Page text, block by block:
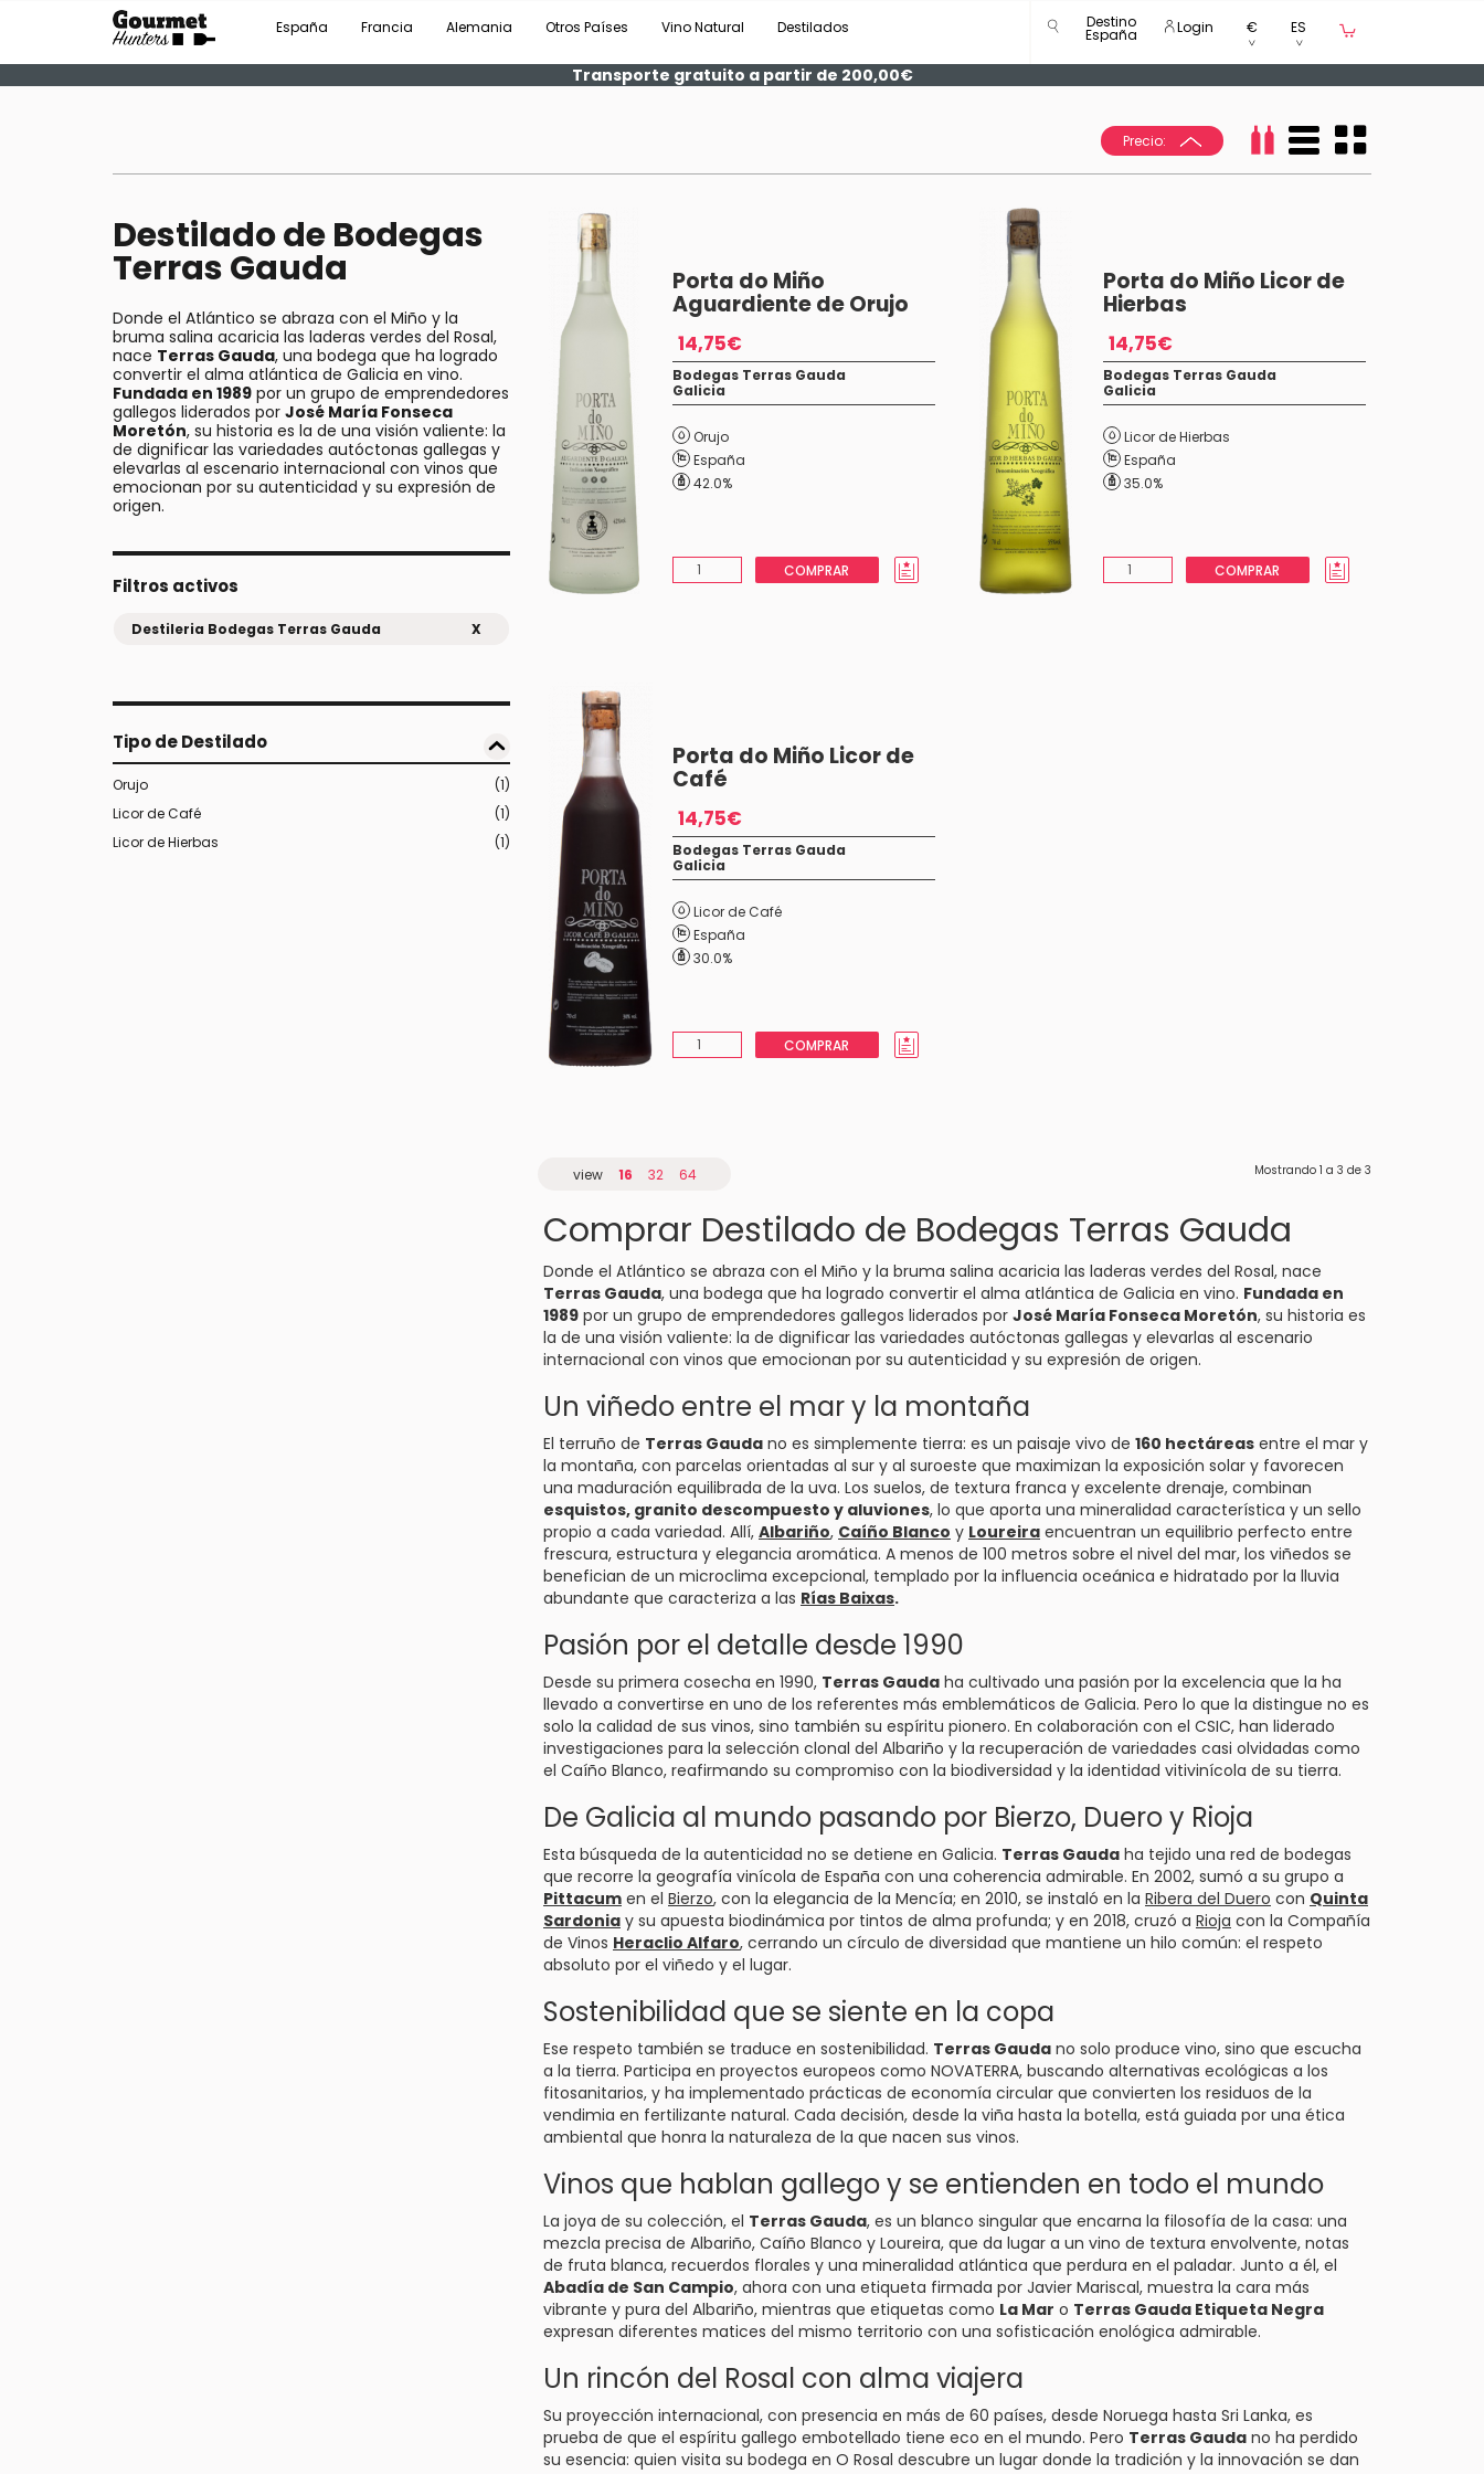
España Francia Alemania Otros Países Vino Natural Destilados Destino
España Login € ES
Transporte gratuito a partir de 200,00€
Precio:
Destilado de Bodegas
Terras Gauda
Donde el Atlántico se abraza con el Miño y la
bruma salina acaricia las laderas verdes del Rosal,
nace Terras Gauda, una bodega que ha logrado
convertir el alma atlántica de Galicia en vino.
Fundada en 1989 por un grupo de emprendedores
gallegos liderados por José María Fonseca
Moretón, su historia es la de una visión valiente: la
de dignificar las variedades autóctonas gallegas y
elevarlas al escenario internacional con vinos que
emocionan por su autenticidad y su expresión de
origen.
Filtros activos
Destileria Bodegas Terras Gauda X
Tipo de Destilado
Orujo
(1)
Licor de Café
(1)
Licor de Hierbas
(1)
Porta do Miño
Aguardiente de Orujo
14,75€
Bodegas Terras Gauda
Galicia
Orujo
España
42.0%
COMPRAR
Porta do Miño Licor de
Hierbas
14,75€
Bodegas Terras Gauda
Galicia
Licor de Hierbas
España
35.0%
COMPRAR
Porta do Miño Licor de
Café
14,75€
Bodegas Terras Gauda
Galicia
Licor de Café
España
30.0%
COMPRAR
view 16 32 64 Mostrando 1 a 3 de 3
Comprar Destilado de Bodegas Terras Gauda
Donde el Atlántico se abraza con el Miño y la bruma salina acaricia las laderas verdes del Rosal, nace
Terras Gauda, una bodega que ha logrado convertir el alma atlántica de Galicia en vino. Fundada en
1989 por un grupo de emprendedores gallegos liderados por José María Fonseca Moretón, su historia es
la de una visión valiente: la de dignificar las variedades autóctonas gallegas y elevarlas al escenario
internacional con vinos que emocionan por su autenticidad y su expresión de origen.
Un viñedo entre el mar y la montaña
El terruño de Terras Gauda no es simplemente tierra: es un paisaje vivo de 160 hectáreas entre el mar y
la montaña, con parcelas orientadas al sur y al suroeste que maximizan la exposición solar y favorecen
una maduración equilibrada de la uva. Los suelos, de textura franca y excelente drenaje, combinan
esquistos, granito descompuesto y aluviones, lo que aporta una mineralidad característica y un sello
propio a cada variedad. Allí, Albariño, Caíño Blanco y Loureira encuentran un equilibrio perfecto entre
frescura, estructura y elegancia aromática. A menos de 100 metros sobre el nivel del mar, los viñedos se
benefician de un microclima excepcional, templado por la influencia oceánica e hidratado por la lluvia
abundante que caracteriza a las Rías Baixas.
Pasión por el detalle desde 1990
Desde su primera cosecha en 1990, Terras Gauda ha cultivado una pasión por la excelencia que la ha
llevado a convertirse en uno de los referentes más emblemáticos de Galicia. Pero lo que la distingue no es
solo la calidad de sus vinos, sino también su espíritu pionero. En colaboración con el CSIC, han liderado
investigaciones para la selección clonal del Albariño y la recuperación de variedades casi olvidadas como
el Caíño Blanco, reafirmando su compromiso con la biodiversidad y la identidad vitivinícola de su tierra.
De Galicia al mundo pasando por Bierzo, Duero y Rioja
Esta búsqueda de la autenticidad no se detiene en Galicia. Terras Gauda ha tejido una red de bodegas
que recorre la geografía vinícola de España con una coherencia admirable. En 2002, sumó a su grupo a
Pittacum en el Bierzo, con la elegancia de la Mencía; en 2010, se instaló en la Ribera del Duero con Quinta
Sardonia y su apuesta biodinámica por tintos de alma profunda; y en 2018, cruzó a Rioja con la Compañía
de Vinos Heraclio Alfaro, cerrando un círculo de diversidad que mantiene un hilo común: el respeto
absoluto por el viñedo y el lugar.
Sostenibilidad que se siente en la copa
Ese respeto también se traduce en sostenibilidad. Terras Gauda no solo produce vino, sino que escucha
a la tierra. Participa en proyectos europeos como NOVATERRA, buscando alternativas ecológicas a los
fitosanitarios, y ha implementado prácticas de economía circular que convierten los residuos de la
vendimia en fertilizante natural. Cada decisión, desde la viña hasta la botella, está guiada por una ética
ambiental que honra la naturaleza de la que nacen sus vinos.
Vinos que hablan gallego y se entienden en todo el mundo
La joya de su colección, el Terras Gauda, es un blanco singular que encarna la filosofía de la casa: una
mezcla precisa de Albariño, Caíño Blanco y Loureira, que da lugar a un vino de textura envolvente, notas
de fruta blanca, recuerdos florales y una mineralidad atlántica que perdura en el paladar. Junto a él, el
Abadía de San Campio, ahora con una etiqueta firmada por Javier Mariscal, muestra la cara más
vibrante y pura del Albariño, mientras que etiquetas como La Mar o Terras Gauda Etiqueta Negra
expresan diferentes matices del mismo territorio con una sofisticación enológica admirable.
Un rincón del Rosal con alma viajera
Su proyección internacional, con presencia en más de 60 países, desde Noruega hasta Sri Lanka, es
prueba de que el espíritu gallego embotellado tiene eco en el mundo. Pero Terras Gauda no ha perdido
su esencia: quien visita su bodega en O Rosal descubre un lugar donde la tradición y la innovación se dan